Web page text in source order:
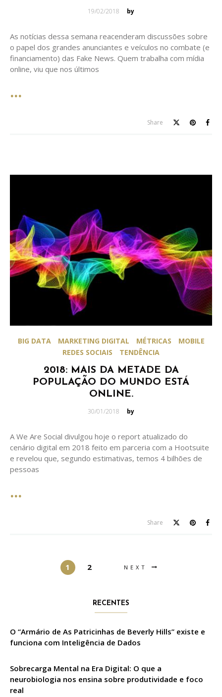
Posted
19/02/2018 by
As notícias dessa semana reacenderam discussões sobre
o papel dos grandes anunciantes e veículos no combate (e
financiamento) das Fake News. Quem trabalha com mídia
online, viu que nos últimos
Share
BIG DATA MARKETING DIGITAL MÉTRICAS
MOBILE
REDES SOCIAIS
TENDÊNCIA
2018: MAIS DA METADE DA
POPULAÇÃO DO MUNDO ESTÁ
ONLINE.
Posted
30/01/2018 by
A We Are Social divulgou hoje o report atualizado do
cenário digital em 2018 feito em parceria com a Hootsuite
e revelou que, segundo estimativas, temos 4 bilhões de
pessoas
Share
1 2 NEXT
RECENTES
O “Armário de As Patricinhas de Beverly Hills” existe e
funciona com Inteligência de Dados
Sobrecarga Mental na Era Digital: O que a
neurobiologia nos ensina sobre produtividade e foco
real